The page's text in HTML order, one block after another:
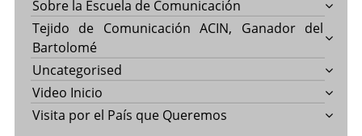
Sobre la Escuela de Comunicación
Tejido de Comunicación ACIN, Ganador del
Bartolomé
Uncategorised
Video Inicio
Visita por el País que Queremos